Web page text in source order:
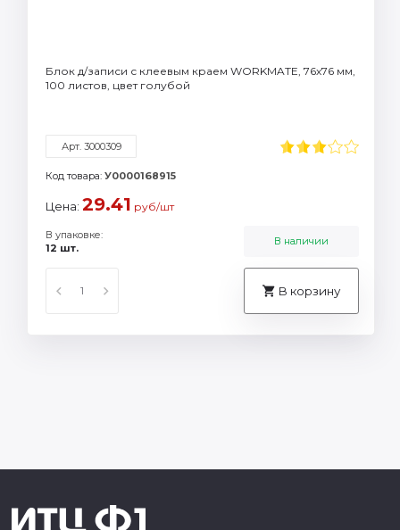
Блок д/записи с клеевым краем WORKMATE, 76х76 мм,
100 листов, цвет голубой
Арт. 3000309
Код товара: У0000168915
Цена: 29.41 руб/шт
В упаковке:
12 шт.
В наличии
В корзину